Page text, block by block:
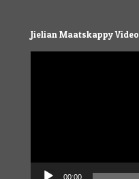
Jielian Maatskappy Video
00:00